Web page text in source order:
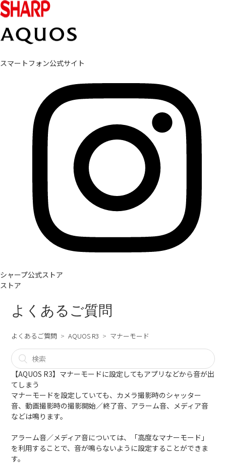
スマートフォン公式サイト
シャープ公式ストア
ストア
よくあるご質問
よくあるご質問 AQUOS R3 マナーモード
【AQUOS R3】マナーモードに設定してもアプリなどから音が出
てしまう
マナーモードを設定していても、カメラ撮影時のシャッター
音、動画撮影時の撮影開始／終了音、アラーム音、メディア音
などは鳴ります。
アラーム音／メディア音については、「高度なマナーモード」
を利用することで、音が鳴らないように設定することができま
す。